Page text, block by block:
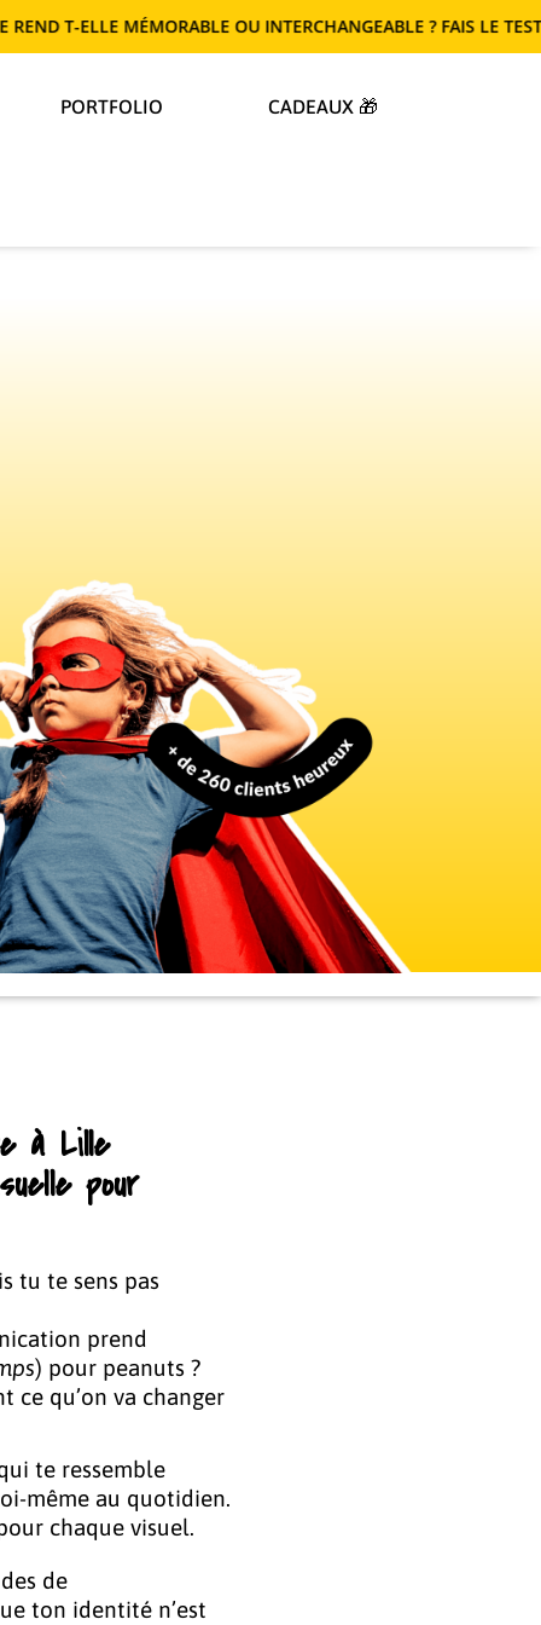
MÉMORABLE OU INTERCHANGEABLE ? FAIS LE TEST !
PORTFOLIO CADEAUX 🎁
à Lille
pour
tu te sens pas
prend
) pour peanuts ?
ce qu’on va changer
te ressemble
même au quotidien.
chaque visuel.
de
ton identité n’est